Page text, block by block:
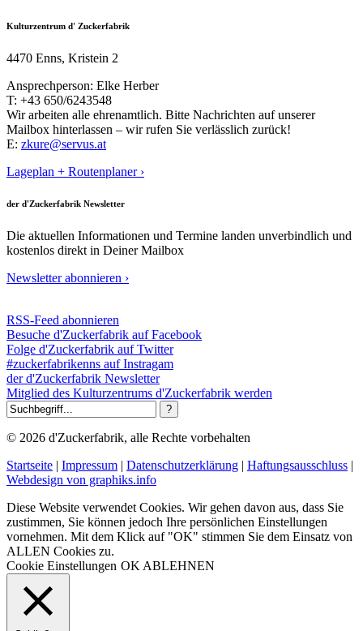
Kulturzentrum d' Zuckerfabrik
4470 Enns, Kristein 2
Ansprechperson: Elke Herber
T: +43 650/6243548
Wir arbeiten alle ehrenamtlich. Bitte Nachrichten auf unserer
Mailbox hinterlassen – wir rufen Sie verlässlich zurück!
E: zkure@servus.at
Lageplan + Routenplaner ›
der d'Zuckerfabrik Newsletter
Die aktuellen Informationen und Termine landen unverbindlich und
kostenlos direkt in Deiner Mailbox
Newsletter abonnieren ›
RSS-Feed abonnieren
Besuche d'Zuckerfabrik auf Facebook
Folge d'Zuckerfabrik auf Twitter
#zuckerfabrikenns auf Instragam
der d'Zuckerfabrik Newsletter
Mitglied des Kulturzentrums d'Zuckerfabrik werden
© 2026 d'Zuckerfabrik, alle Rechte vorbehalten
Startseite | Impressum | Datenschutzerklärung | Haftungsausschluss |
Webdesign von graphiks.info
Diese Website verwendet Cookies. Wir gehen davon aus, dass Sie
zustimmen, Sie können jedoch Ihre persönlichen Einstellungen
vornehmen. Mit dem Klick auf "OK" stimmen Sie dem Einsatz von
ALLEN Cookies zu.
Cookie Einstellungen OKABLEHNEN